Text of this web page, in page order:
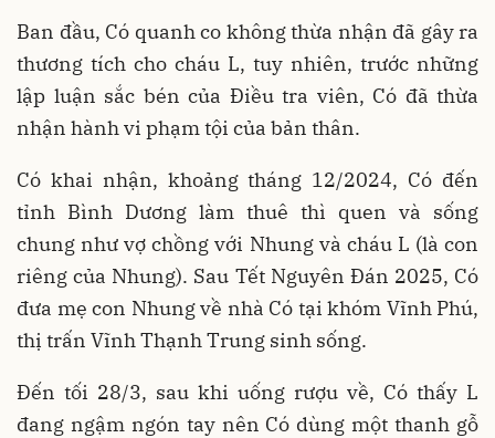
Ban đầu, Có quanh co không thừa nhận đã gây ra
thương tích cho cháu L, tuy nhiên, trước những
lập luận sắc bén của Điều tra viên, Có đã thừa
nhận hành vi phạm tội của bản thân.
Có khai nhận, khoảng tháng 12/2024, Có đến
tỉnh Bình Dương làm thuê thì quen và sống
chung như vợ chồng với Nhung và cháu L (là con
riêng của Nhung). Sau Tết Nguyên Đán 2025, Có
đưa mẹ con Nhung về nhà Có tại khóm Vĩnh Phú,
thị trấn Vĩnh Thạnh Trung sinh sống.
Đến tối 28/3, sau khi uống rượu về, Có thấy L
đang ngậm ngón tay nên Có dùng một thanh gỗ